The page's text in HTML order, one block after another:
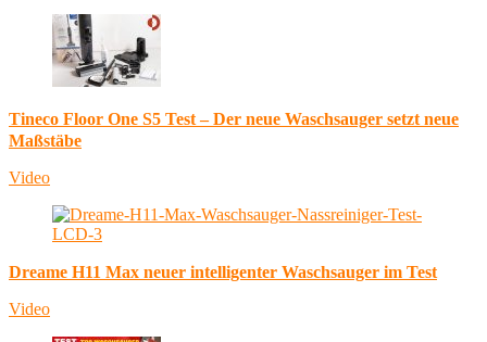
Tineco Floor One S5 Test – Der neue Waschsauger setzt neue
Maßstäbe
Video
Dreame H11 Max neuer intelligenter Waschsauger im Test
Video